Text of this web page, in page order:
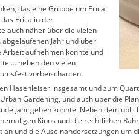
das eine Gruppe um Erica
Erica in der
auch näher über die vielen
Jahr und über
aufnehmen konnte und
… neben den vielen
vorbeischauten.
Hasenleiser insgesamt und zum
Gardening, und auch über die
Jahr geben konnte. Neben dem
Kinos und die rechtlichen
und die Auseinandersetzungen um